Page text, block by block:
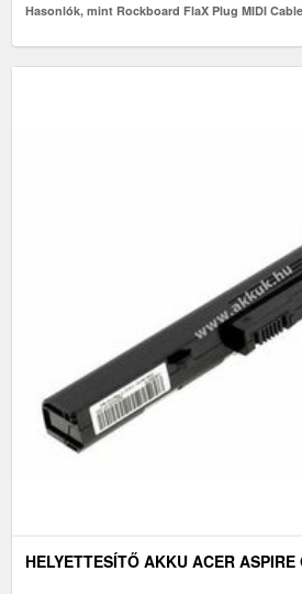
Hasonlók, mint Rockboard FlaX Plug MIDI
HELYETTESÍTŐ AKKU ACER